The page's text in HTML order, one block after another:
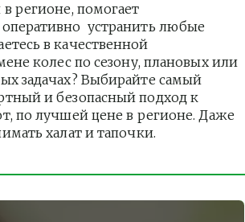
регионе, помогает
устранить любые
в качественной
колес по сезону, плановых или
задачах? Выбирайте самый
и безопасный подход к
по лучшей цене в регионе. Даже
халат и тапочки.